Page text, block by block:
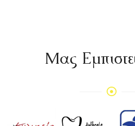
Mας